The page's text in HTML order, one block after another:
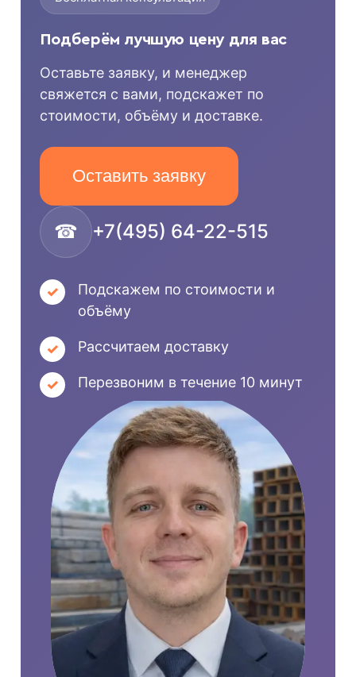
Подберём лучшую цену для вас
Оставьте заявку, и менеджер
свяжется с вами, подскажет по
стоимости, объёму и доставке.
Оставить заявку
☎ +7(495) 64-22-515
Подскажем по стоимости и
объёму
Рассчитаем доставку
Перезвоним в течение 10 минут